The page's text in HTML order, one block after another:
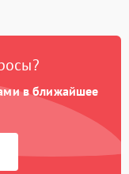
в ближайшее